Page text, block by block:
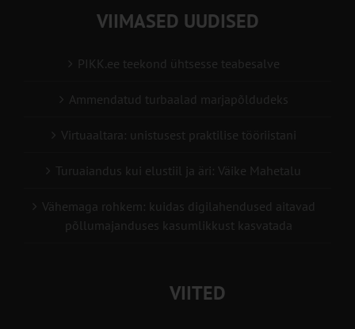
VIIMASED UUDISED
PIKK.ee teekond ühtsesse teabesalve
Ammendatud turbaalad marjapõldudeks
Virtuaaltara: unistusest praktilise tööriistani
Turuaiandus kui elustiil ja äri: Väike Mahetalu
Vähemaga rohkem: kuidas digilahendused aitavad
põllumajanduses kasumlikkust kasvatada
VIITED